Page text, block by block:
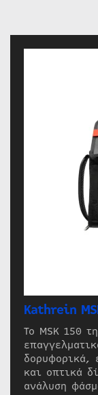
Kathrein
Το MSK 150
δορυφορικά,
και οπτικά
ανάλυση